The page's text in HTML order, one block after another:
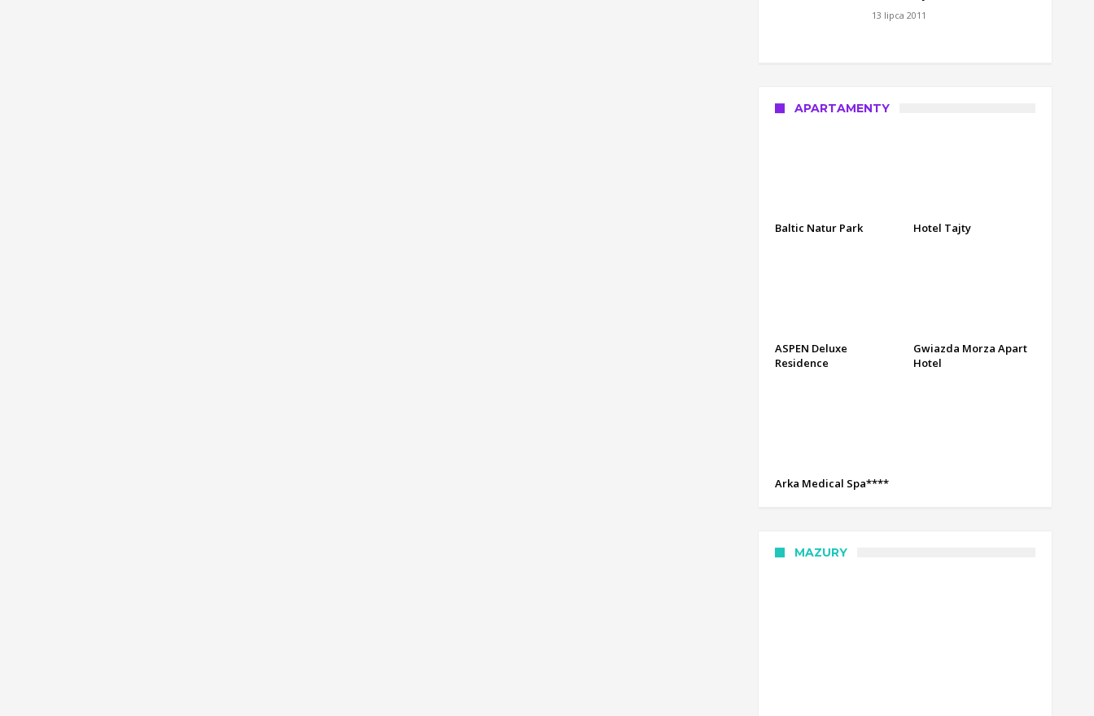
13 lipca 2011
APARTAMENTY
Baltic Natur Park Hotel Tajty
ASPEN Deluxe
Residence
Gwiazda Morza Apart
Hotel
Arka Medical Spa****
MAZURY